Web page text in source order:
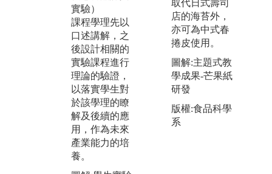
實驗）
課程學理先以
口述講解，之
後設計相關的
實驗課程進行
理論的驗證，
以落實學生對
於該學理的瞭
解及後續的應
用，作為未來
產業能力的培
養。
程）
綜合食品分
析，食品化
及食品微生物
等專業課程的
修習，進行新
產品或新加工
技術的研發。
取代日式壽司
店的海苔外，
亦可為中式春
捲皮使用。
圖解:主題式教
學成果-芒果紙
研發
版權:食品科學
系